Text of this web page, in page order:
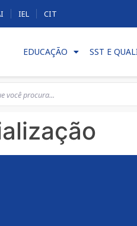
IEL CIT
EDUCAÇÃO SST E